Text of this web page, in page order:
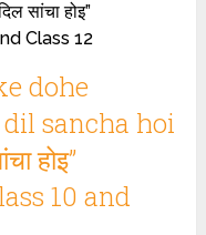
सांचा होइ”
Class 12
dohe
dil sancha hoi
होइ”
10 and